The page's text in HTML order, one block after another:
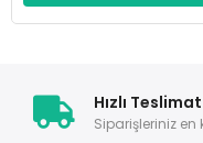
Hızlı Teslimat
Siparişleriniz en